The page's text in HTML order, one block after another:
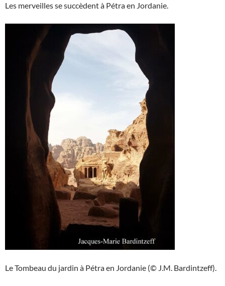
Les merveilles se succèdent à Pétra en Jordanie.
Le Tombeau du jardin à Pétra en Jordanie (© J.M. Bardintzeff).